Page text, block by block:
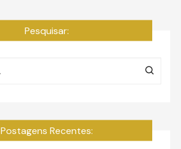
Pesquisar:
Postagens Recentes: